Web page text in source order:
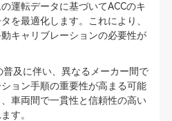
運転データに基づいてACCのキ
を最適化します。これにより、
キャリブレーションの必要性が
及に伴い、異なるメーカー間で
ョン手順の重要性が高まる可能
車両間で一貫性と信頼性の高い
す。